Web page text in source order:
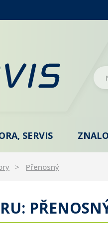
SERVIS
Přenosný